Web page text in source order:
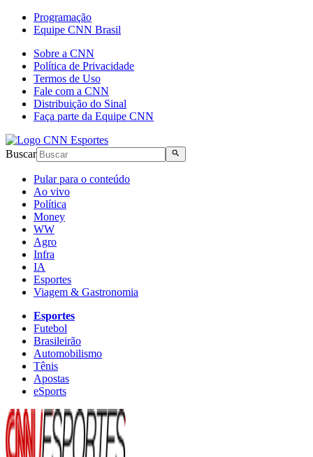
Programação
Equipe CNN Brasil
Sobre a CNN
Política de Privacidade
Termos de Uso
Fale com a CNN
Distribuição do Sinal
Faça parte da Equipe CNN
Buscar
Pular para o conteúdo
Ao vivo
Política
Money
WW
Agro
Infra
IA
Esportes
Viagem & Gastronomia
Esportes
Futebol
Brasileirão
Automobilismo
Tênis
Apostas
eSports